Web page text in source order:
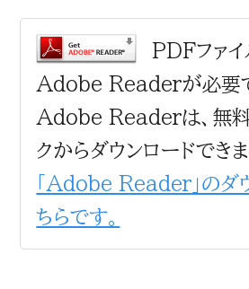
PDFファ
Adobe Readerが必要
Adobe Readerは、無料
クからダウンロードできま
「Adobe Reader」のダ
ちらです。